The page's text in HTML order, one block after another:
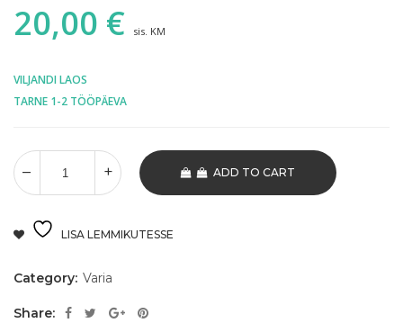
20,00 € sis. KM
VILJANDI LAOS
TARNE 1-2 TÖÖPÄEVA
ADD TO CART
LISA LEMMIKUTESSE
Category: Varia
Share: